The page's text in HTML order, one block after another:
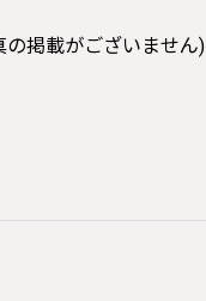
掲載がございません)